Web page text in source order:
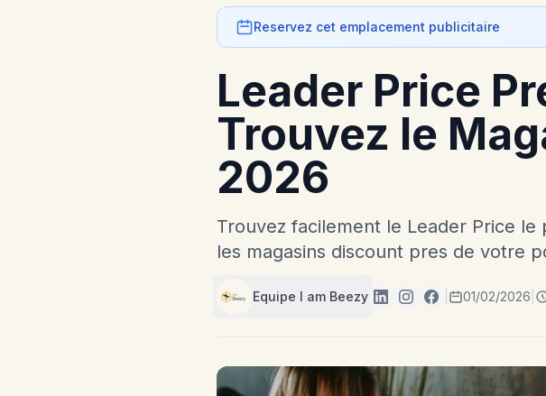
Reservez cet emplacement publicitaire
Leader Price
Trouvez le
2026
Trouvez facilement le Leader Price
les magasins discount pres de votre
Equipe I am Beezy 01/02/2026